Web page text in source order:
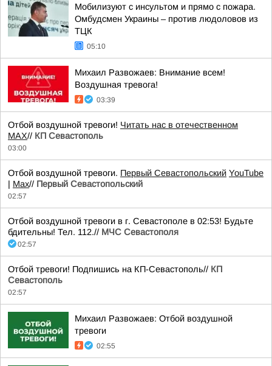
Мобилизуют с инсультом и прямо с пожара.
Омбудсмен Украины – против людоловов из
ТЦК
05:10
Михаил Развожаев: Внимание всем!
Воздушная тревога!
03:39
Отбой воздушной тревоги! Читать нас в отечественном
MAX// КП Севастополь
03:00
Отбой воздушной тревоги. Первый Севастопольский YouTube
| Max// Первый Севастопольский
02:57
Отбой воздушной тревоги в г. Севастополе в 02:53! Будьте
бдительны! Тел. 112.// МЧС Севастополя
02:57
Отбой тревоги! Подпишись на КП-Севастополь// КП
Севастополь
02:57
Михаил Развожаев: Отбой воздушной
тревоги
02:55